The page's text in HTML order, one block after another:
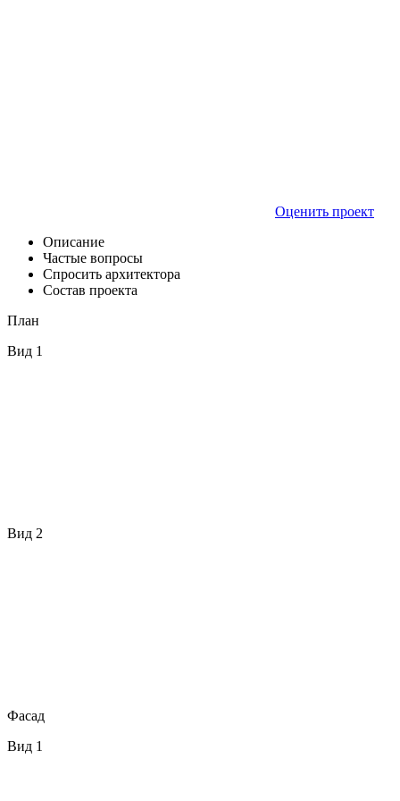
Оценить проект
Описание
Частые вопросы
Спросить архитектора
Состав проекта
План
Вид 1
Вид 2
Фасад
Вид 1